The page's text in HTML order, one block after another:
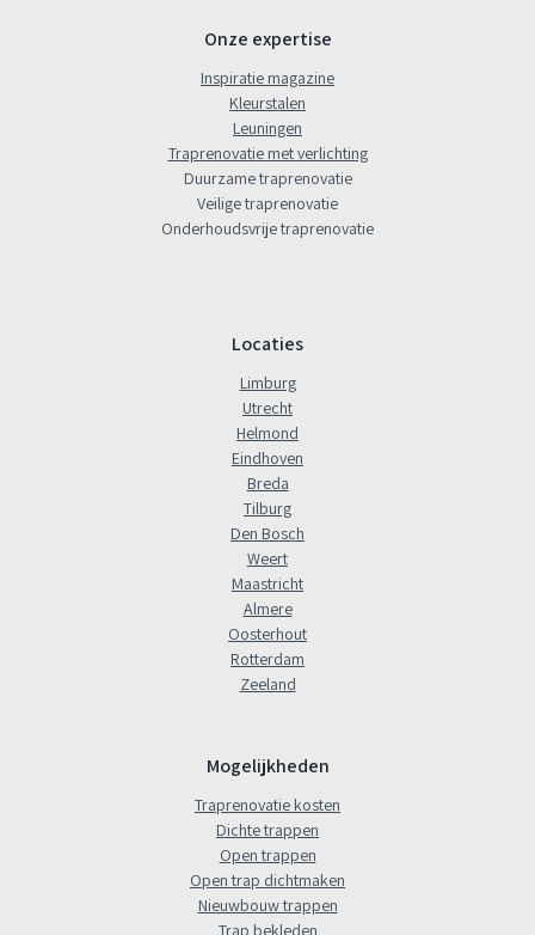
Onze expertise
Inspiratie magazine
Kleurstalen
Leuningen
Traprenovatie met verlichting
Duurzame traprenovatie
Veilige traprenovatie
Onderhoudsvrije traprenovatie
Locaties
Limburg
Utrecht
Helmond
Eindhoven
Breda
Tilburg
Den Bosch
Weert
Maastricht
Almere
Oosterhout
Rotterdam
Zeeland
Mogelijkheden
Traprenovatie kosten
Dichte trappen
Open trappen
Open trap dichtmaken
Nieuwbouw trappen
Trap bekleden